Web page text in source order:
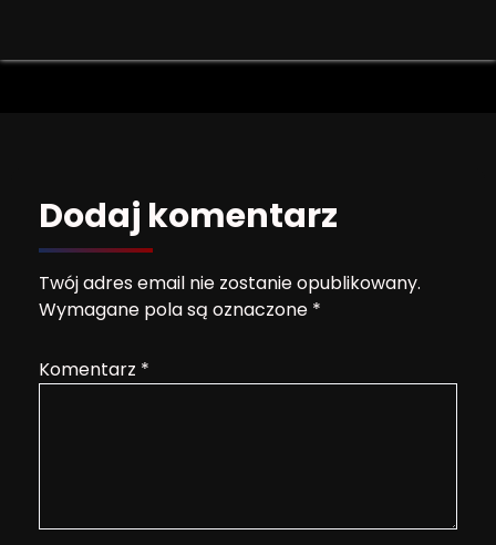
Dodaj komentarz
Twój adres email nie zostanie opublikowany.
Wymagane pola są oznaczone *
Komentarz *